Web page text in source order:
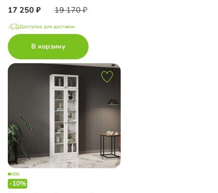
17 250 19 170
Доступно для доставки
В корзину
-10%